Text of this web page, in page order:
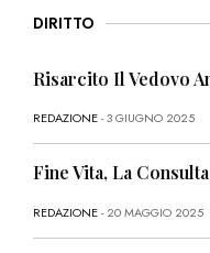
DIRITTO
Risarcito Il Vedovo
REDAZIONE- 3 GIUGNO 2025
Fine Vita, La
REDAZIONE- 20 MAGGIO 2025